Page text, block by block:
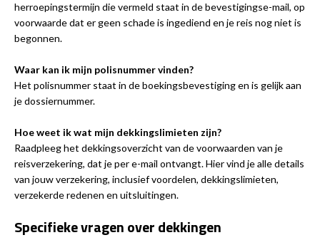
herroepingstermijn die vermeld staat in de bevestigingse-mail, op
voorwaarde dat er geen schade is ingediend en je reis nog niet is
begonnen.
Waar kan ik mijn polisnummer vinden?
Het polisnummer staat in de boekingsbevestiging en is gelijk aan
je dossiernummer.
Hoe weet ik wat mijn dekkingslimieten zijn?
Raadpleeg het dekkingsoverzicht van de voorwaarden van je
reisverzekering, dat je per e-mail ontvangt. Hier vind je alle details
van jouw verzekering, inclusief voordelen, dekkingslimieten,
verzekerde redenen en uitsluitingen.
Specifieke vragen over dekkingen